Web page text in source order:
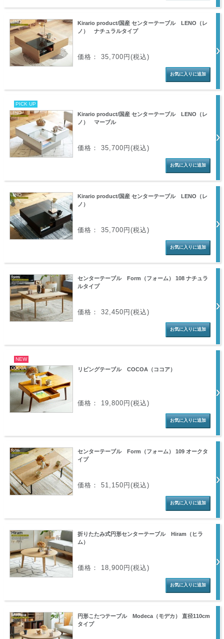
Kirario product/国産 センターテーブル LENO（レ
ノ） ナチュラルタイプ
価格： 35,700円(税込)
PICK UP
Kirario product/国産 センターテーブル LENO（レ
ノ） マーブル
価格： 35,700円(税込)
Kirario product/国産 センターテーブル LENO（レ
ノ）
価格： 35,700円(税込)
センターテーブル Form（フォーム） 108 ナチュラ
ルタイプ
価格： 32,450円(税込)
NEW
リビングテーブル COCOA（ココア）
価格： 19,800円(税込)
センターテーブル Form（フォーム） 109 オークタ
イプ
価格： 51,150円(税込)
折りたたみ式円形センターテーブル Hiram（ヒラ
ム）
価格： 18,900円(税込)
円形こたつテーブル Modeca（モデカ） 直径110cm
タイプ